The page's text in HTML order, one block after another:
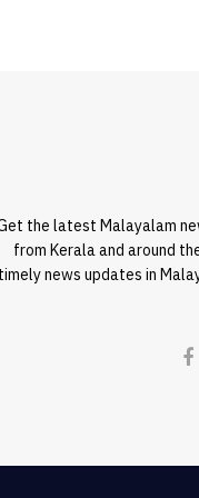
the latest Malayalam
from Kerala and around
news updates in